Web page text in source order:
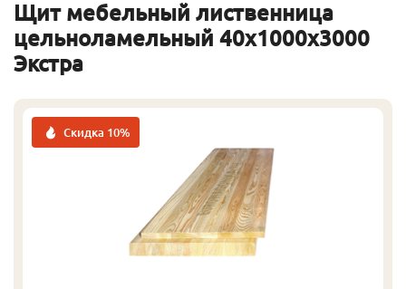
Щит мебельный лиственница
цельноламельный 40х1000х3000
Экстра
Скидка 10%